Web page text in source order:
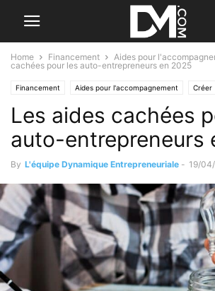
Home Financement Aides pour
cachées pour les auto-entrepreneurs en 2025
Financement Aides pour l'accompagnement Créer
Le B.A. BA du financement Les aides et subventions
Les aides cachées
auto-entrepreneurs
By L'équipe Dynamique Entrepreneuriale - 19/